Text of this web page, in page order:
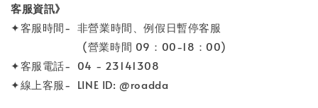
客服資訊》
✦客服時間- 非營業時間、例假日暫停客服
(營業時間 09：00-18：00)
✦客服電話- 04 - 23141308
✦線上客服- LINE ID: @roadda